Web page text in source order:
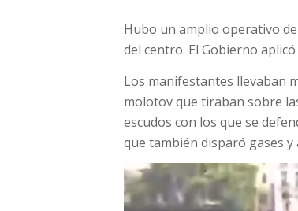
Hubo un amplio operativo
del centro. El Gobierno
Los manifestantes llevaban
molotov que tiraban sobre
escudos con los que se
que también disparó gases y